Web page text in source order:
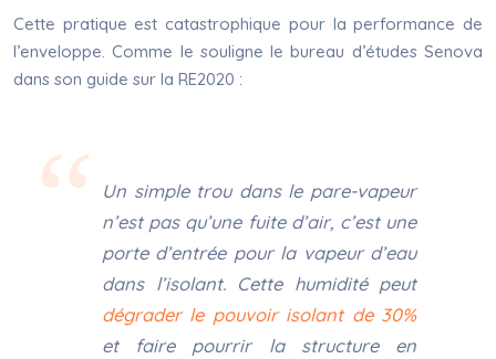
Cette pratique est catastrophique pour la performance de
l’enveloppe. Comme le souligne le bureau d’études Senova
dans son guide sur la RE2020 :
Un simple trou dans le pare-vapeur
n’est pas qu’une fuite d’air, c’est une
porte d’entrée pour la vapeur d’eau
dans l’isolant. Cette humidité peut
dégrader le pouvoir isolant de 30%
et faire pourrir la structure en